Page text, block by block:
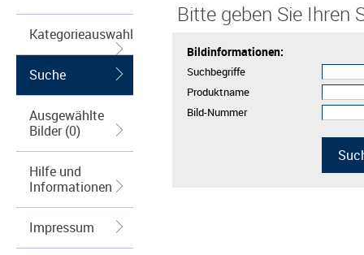
Kategorieauswahl
Suche
Ausgewählte
Bilder (0)
Hilfe und
Informationen
Impressum
Bitte geben Sie Ihren
Bildinformationen:
Suchbegriffe
Produktname
Bild-Nummer